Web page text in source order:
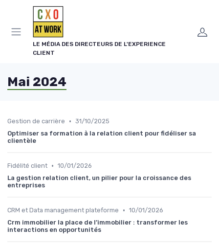
LE MÉDIA DES DIRECTEURS DE L'EXPERIENCE
CLIENT
Mai 2024
Gestion de carrière • 31/10/2025
Optimiser sa formation à la relation client pour fidéliser sa
clientèle
Fidélité client • 10/01/2026
La gestion relation client, un pilier pour la croissance des
entreprises
CRM et Data management plateforme • 10/01/2026
Crm immobilier la place de l’immobilier : transformer les
interactions en opportunités
Panneau de gestion des cookies